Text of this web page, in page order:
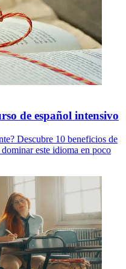
de español intensivo
Descubre 10 beneficios de
este idioma en poco